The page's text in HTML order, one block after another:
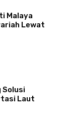
Malaya
Lewat
Solusi
Laut